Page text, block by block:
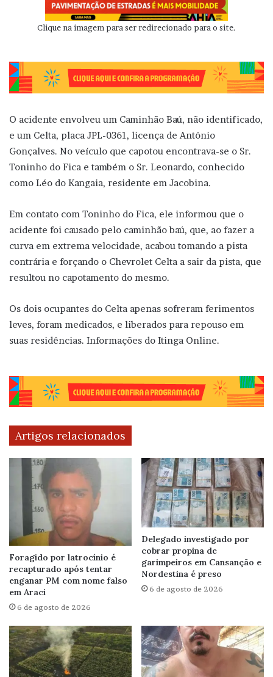
Clique na imagem para ser redirecionado para o site.
O acidente envolveu um Caminhão Baú, não identificado,
e um Celta, placa JPL-0361, licença de Antônio
Gonçalves. No veículo que capotou encontrava-se o Sr.
Toninho do Fica e também o Sr. Leonardo, conhecido
como Léo do Kangaia, residente em Jacobina.
Em contato com Toninho do Fica, ele informou que o
acidente foi causado pelo caminhão baú, que, ao fazer a
curva em extrema velocidade, acabou tomando a pista
contrária e forçando o Chevrolet Celta a sair da pista, que
resultou no capotamento do mesmo.
Os dois ocupantes do Celta apenas sofreram ferimentos
leves, foram medicados, e liberados para repouso em
suas residências. Informações do Itinga Online.
Artigos relacionados
Foragido por latrocínio é
recapturado após tentar
enganar PM com nome falso
em Araci
6 de agosto de 2026
Delegado investigado por
cobrar propina de
garimpeiros em Cansanção e
Nordestina é preso
6 de agosto de 2026